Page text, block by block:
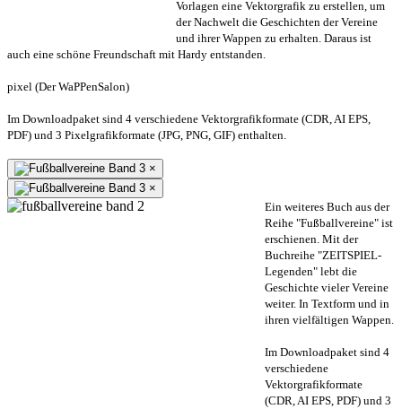
Vorlagen eine Vektorgrafik zu erstellen, um
der Nachwelt die Geschichten der Vereine
und ihrer Wappen zu erhalten. Daraus ist
auch eine schöne Freundschaft mit Hardy entstanden.
pixel (Der WaPPenSalon)
Im Downloadpaket sind 4 verschiedene Vektorgrafikformate (CDR, AI EPS,
PDF) und 3 Pixelgrafikformate (JPG, PNG, GIF) enthalten.
×
×
Ein weiteres Buch aus der
Reihe "Fußballvereine" ist
erschienen. Mit der
Buchreihe "ZEITSPIEL-
Legenden" lebt die
Geschichte vieler Vereine
weiter. In Textform und in
ihren vielfältigen Wappen.
Im Downloadpaket sind 4
verschiedene
Vektorgrafikformate
(CDR, AI EPS, PDF) und 3